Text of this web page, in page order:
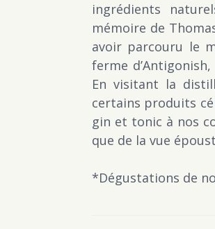
ingrédients
mémoire de
avoir parcouru le
ferme
En visitant la
certains produits
gin et tonic à nos
que de la vue
*Dégustations de